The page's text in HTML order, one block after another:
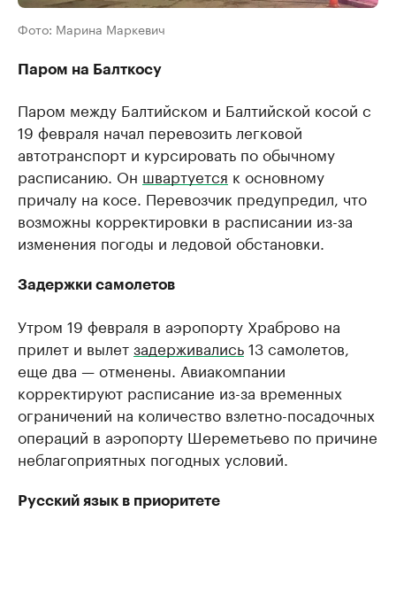
Фото: Марина Маркевич
Паром на Балткосу
Паром между Балтийском и Балтийской косой с
19 февраля начал перевозить легковой
автотранспорт и курсировать по обычному
расписанию. Он швартуется к основному
причалу на косе. Перевозчик предупредил, что
возможны корректировки в расписании из-за
изменения погоды и ледовой обстановки.
Задержки самолетов
Утром 19 февраля в аэропорту Храброво на
прилет и вылетзадерживались13 самолетов,
еще два — отменены. Авиакомпании
корректируют расписание из-за временных
ограничений на количество взлетно-посадочных
операций в аэропорту Шереметьево по причине
неблагоприятных погодных условий.
Русский язык в приоритете